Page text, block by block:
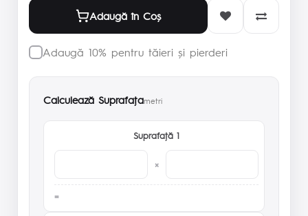
Adaugă în Coş
Adaugă 10% pentru tăieri și pierderi
Calculează Suprafaţametri
Suprafaţă 1
×